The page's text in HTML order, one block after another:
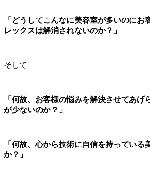
「どうしてこんなに美容室が多いのにお
レックスは解消されないのか？」
そして
「何故、お客様の悩みを解決させてあげ
が少ないのか？」
「何故、心から技術に自信を持っている
か？」